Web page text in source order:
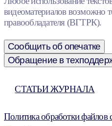
видеоматериалов возможно
правообладателя (ВГТРК).
Сообщить об опечатке
Обращение в
СТАТЬИ ЖУРНАЛА
Политика обработки файлов